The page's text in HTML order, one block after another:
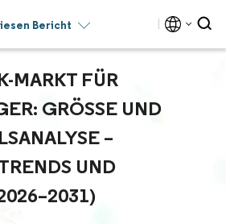
Bericht
MARKT FÜR
GRÖSSE UND M
– W
UND P